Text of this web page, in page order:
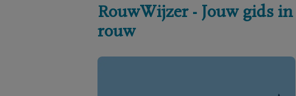
RouwWijzer - Jouw gids in
rouw